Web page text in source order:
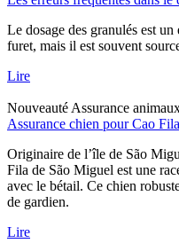
Le dosage des granulés est
furet, mais il est souvent
Lire
Nouveauté Assurance
Assurance chien pour Cao
Originaire de l’île de São
Fila de São Miguel est une
avec le bétail. Ce chien
de gardien.
Lire